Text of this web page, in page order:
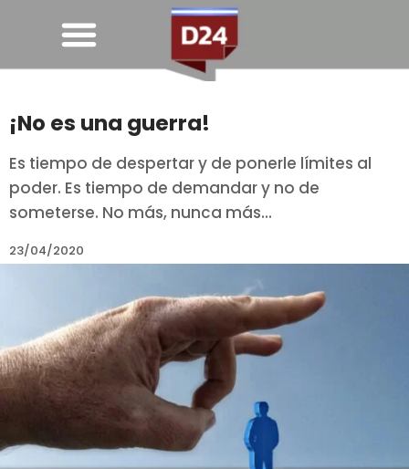
¡No es una guerra!
Es tiempo de despertar y de ponerle límites al
poder. Es tiempo de demandar y no de
someterse. No más, nunca más...
23/04/2020